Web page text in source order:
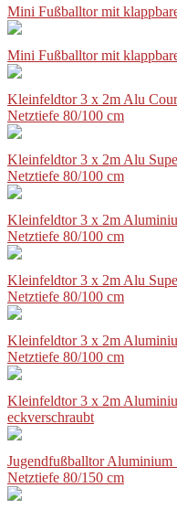
Mini Fußballtor mit
Mini Fußballtor mit
Kleinfeldtor 3 x 2m Alu
Netztiefe 80/100 cm
Kleinfeldtor 3 x 2m Alu
Netztiefe 80/100 cm
Kleinfeldtor 3 x 2m
Netztiefe 80/100 cm
Kleinfeldtor 3 x 2m Alu
Netztiefe 80/100 cm
Kleinfeldtor 3 x 2m
Netztiefe 80/100 cm
Kleinfeldtor 3 x 2m
eckverschraubt
Jugendfußballtor
Netztiefe 80/150 cm